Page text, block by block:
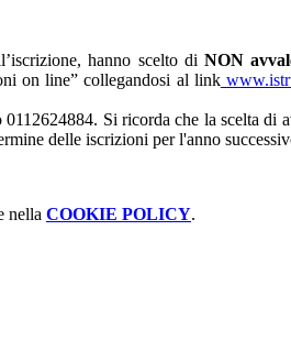
hanno scelto di NON
on line” collegandosi al link
Si ricorda che la scelta di
delle iscrizioni per l'anno
nella COOKIE POLICY.